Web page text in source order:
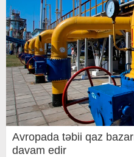
Avropada təbii qaz
davam edir